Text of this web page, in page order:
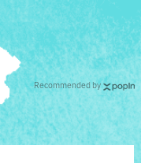
Recommended by